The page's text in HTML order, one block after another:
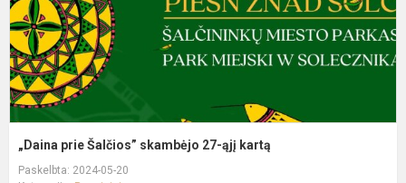
„Daina prie Šalčios” skambėjo 27-ąjį kartą
Paskelbta: 2024-05-20